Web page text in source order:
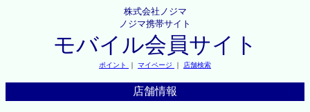
株式会社ノジマ
ノジマ携帯サイト
モバイル会員サイト
ポイント ｜ マイページ ｜ 店舗検索
店舗情報